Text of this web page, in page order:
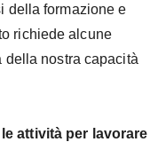
della formazione e
richiede alcune
della nostra capacità
le attività per lavorare